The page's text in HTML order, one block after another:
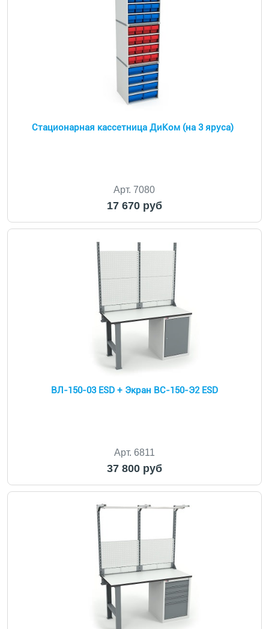
Стационарная кассетница ДиКом (на 3 яруса)
Арт. 7080
17 670 руб
ВЛ-150-03 ESD + Экран ВС-150-Э2 ESD
Арт. 6811
37 800 руб